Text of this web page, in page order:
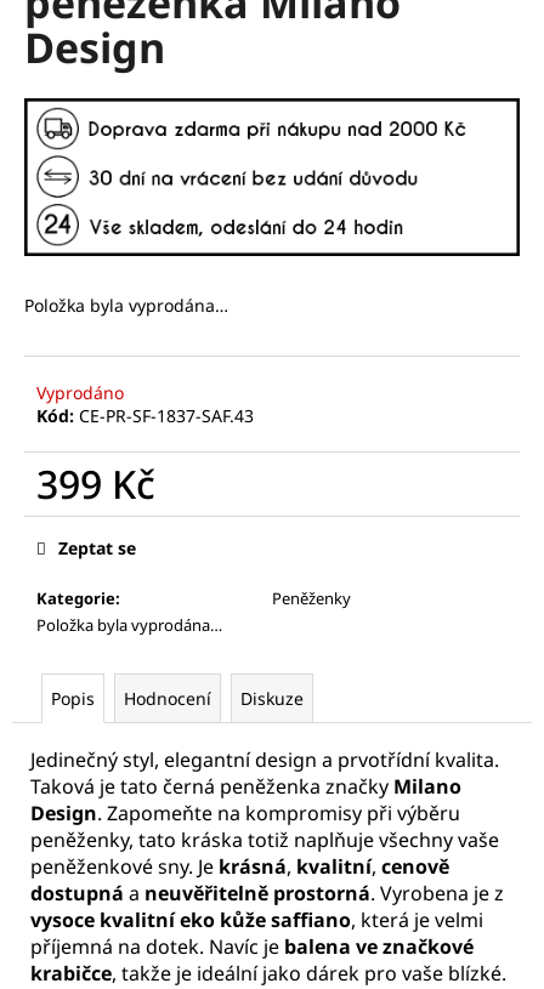
5
hvězdiček.
Design
Položka byla vyprodána…
Vyprodáno
Kód: CE-PR-SF-1837-SAF.43
399 Kč
Měrná
cena:
Kategorie:
Peněženky
Položka byla vyprodána…
Zeptat se
Popis Hodnocení Diskuze
Jedinečný styl, elegantní design a prvotřídní kvalita.
Taková je tato černá peněženka značky Milano
Design. Zapomeňte na kompromisy při výběru
peněženky, tato kráska totiž naplňuje všechny vaše
peněženkové sny. Je krásná, kvalitní, cenově
dostupná a neuvěřitelně prostorná. Vyrobena je z
vysoce kvalitní eko kůže saffiano, která je velmi
příjemná na dotek. Navíc je balena ve značkové
krabičce, takže je ideální jako dárek pro vaše blízké.
u
j
m
e